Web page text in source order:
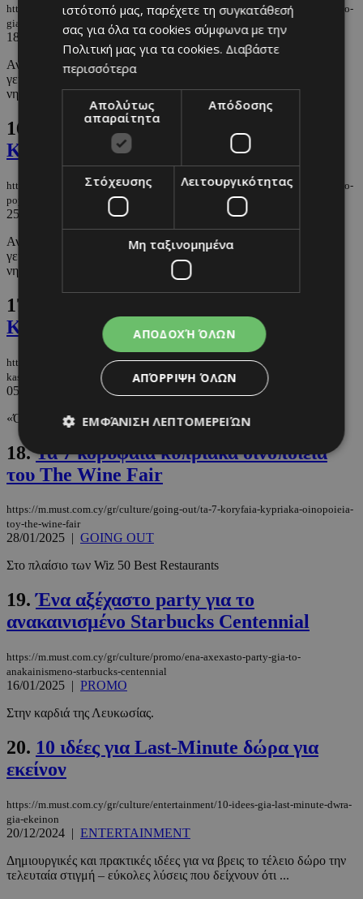
https://m.must.com.cy/gr/culture/travel/6-oinogeystikes-apodraseis-stin-kypro-
gia-to-pasxa
18/04/2025|TRAVEL
Ανακαλύψτε τη μαγεία των κυπριακών αμπελώνων μέσα από
γευσιγνωσίες και ξεναγήσεις στα πιο ξεχωριστά οινοποιεία του
νησιού. ...
16.
6 οινογευστικές αποδράσεις στην
Κύπρο που αξίζει να ανακαλύψετε
https://m.must.com.cy/gr/culture/travel/6-oinogeystikes-apodraseis-stin-kypro-
poy-axizei-na-anakalypsete
25/03/2025
TRAVEL
Ανακαλύψτε τη μαγεία των κυπριακών αμπελώνων μέσα από
γευσιγνωσίες και ξεναγήσεις στα πιο ξεχωριστά οινοποιεία του
νησιού. ...
17.
Κασκαντέρ
https://m.must.com.cy/gr/culture/going-out/to-boyni-panagias-xana-ston-
kaskanter
05/02/2025
GOING OUT
«Όποτε ψηλώνουν οι Λαψάνες θα έρχεστε».
18.Τα 7 κορυφαία κυπριακά οινοποιεία
του The Wine Fair
https://m.must.com.cy/gr/culture/going-out/ta-7-koryfaia-kypriaka-oinopoieia-
toy-the-wine-fair
28/01/2025 | GOING OUT
Στο πλαίσιο των Wiz 50 Best Restaurants
19.Ένα αξέχαστο party για το
ανακαινισμένο Starbucks Centennial
https://m.must.com.cy/gr/culture/promo/ena-axexasto-party-gia-to-
anakainismeno-starbucks-centennial
16/01/2025 | PROMO
Στην καρδιά της Λευκωσίας.
20. 10 ιδέες για Last-Minute δώρα για
εκείνον
https://m.must.com.cy/gr/culture/entertainment/10-idees-gia-last-minute-dwra-
gia-ekeinon
20/12/2024 | ENTERTAINMENT
Δημιουργικές και πρακτικές ιδέες για να βρεις το τέλειο δώρο την
τελευταία στιγμή – εύκολες λύσεις που δείχνουν ότι ...
ιστότοπό μας, παρέχετε τη συγκατάθεσή
σας για όλα τα cookies σύμφωνα με την
Πολιτική μας για τα cookies. Διαβάστε
περισσότερα
Απολύτως
απαραίτητα
Απόδοσης
Στόχευσης Λειτουργικότητας
Μη ταξινομημένα
ΑΠΟΔΟΧΉ ΌΛΩΝ
ΑΠΌΡΡΙΨΗ ΌΛΩΝ
ΕΜΦΆΝΙΣΗ ΛΕΠΤΟΜΕΡΕΙΏΝ
Απολύτως απαραίτητα
Στόχευσης
Λειτουργικότητας
Μη ταξινομημένα
Τα απολύτως απαραίτητα cookies επιτρέπουν
Ο ιστότοπος δεν μπορεί να χρησιμοποιηθεί σωστά
χωρίς τα απολύτως απαραίτητα cookies.
PinToTopCookie
__cf_bm
Cloudflare Inc.
.twitter.com
29 λεπτά